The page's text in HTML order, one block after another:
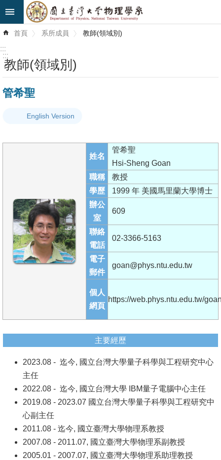
跳到主要內容區塊
階
最
新
系
員
學
課
學
事
務
首頁 系所成員 教師(領域別)
:::
:::
教師(領域別)
管希聖
English Version
姓名
管希聖
Hsi-Sheng Goan
職稱
教授
學歷
1999 年 美國馬里蘭大學博士
辦公
室
609
聯絡
電話
02-3366-5163
電子
郵件
goan@phys.ntu.edu.tw
個人
網頁
https://web.phys.ntu.edu.tw/
主要經歷
2023.08 - 迄今, 國立台灣大學量子科學與工程研究中心
主任
2022.08 - 迄今, 國立台灣大學 IBM量子電腦中心主任
2019.08 - 2023.07 國立台灣大學量子科學與工程研究中
心副主任
2011.08 - 迄今, 國立臺灣大學物理系教授
2007.08 - 2011.07, 國立臺灣大學物理系副教授
2005.01 - 2007.07, 國立臺灣大學物理系助理教授